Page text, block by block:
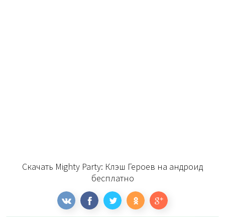
Скачать Mighty Party: Клэш Героев на андроид
бесплатно